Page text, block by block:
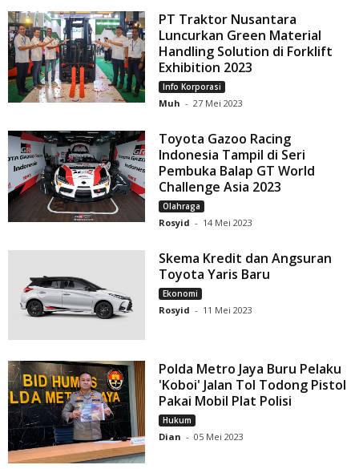
PT Traktor Nusantara
Luncurkan Green Material
Handling Solution di Forklift
Exhibition 2023
Info Korporasi
Muh - 27 Mei 2023
Toyota Gazoo Racing
Indonesia Tampil di Seri
Pembuka Balap GT World
Challenge Asia 2023
Olahraga
Rosyid - 14 Mei 2023
Skema Kredit dan Angsuran
Toyota Yaris Baru
Ekonomi
Rosyid - 11 Mei 2023
Polda Metro Jaya Buru Pelaku
'Koboi' Jalan Tol Todong Pistol
Pakai Mobil Plat Polisi
Hukum
Dian - 05 Mei 2023